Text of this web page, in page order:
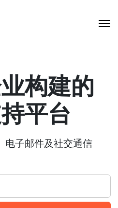
构建的
平台
电子邮件及社交通信